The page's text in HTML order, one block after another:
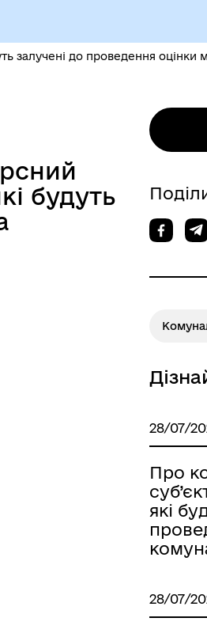
переміщених осіб
залучені до проведення оцінки
будуть
28/07/
Про
які
28/07/